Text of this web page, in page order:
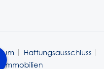
Haftungsausschluss
Immobilien